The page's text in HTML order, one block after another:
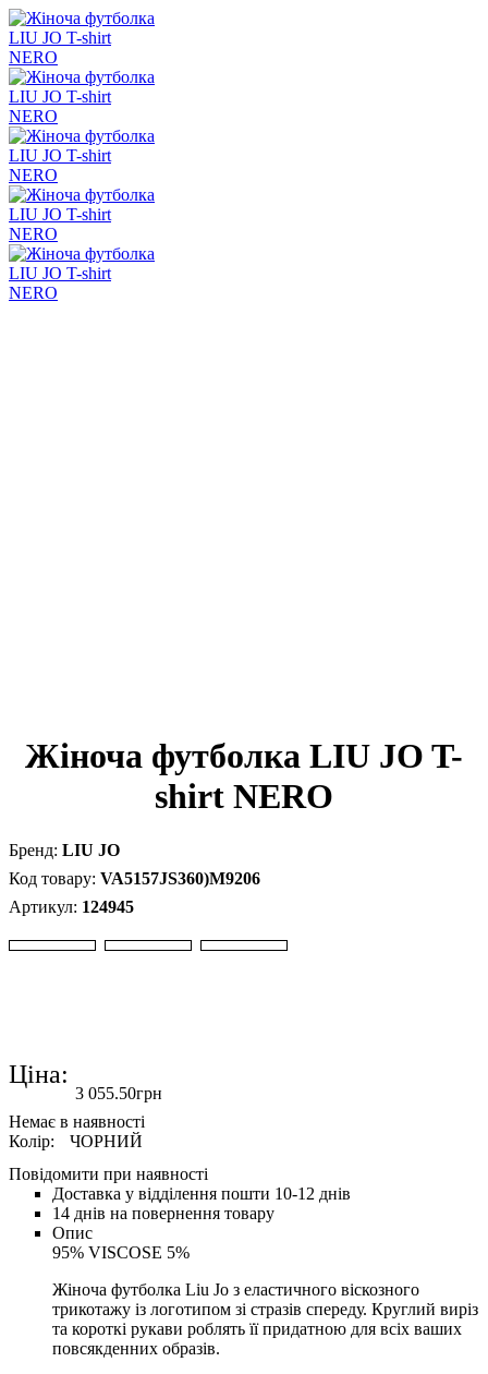
Жіноча футболка LIU JO T-
shirt NERO
LIU JO
VA5157JS360)M9206
124945
Ціна:
3 055.50грн
Колір:
ЧОРНИЙ
Повідомити при наявності
Доставка у відділення пошти 10-12 днів
14 днів на повернення товару
Опис
95% VISCOSE 5%
Жіноча футболка Liu Jo з еластичного віскозного
трикотажу із логотипом зі стразів спереду. Круглий виріз
та короткі рукави роблять її придатною для всіх ваших
повсякденних образів.